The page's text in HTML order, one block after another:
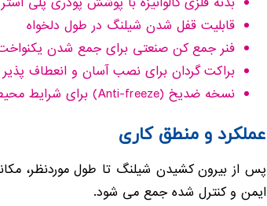
قابلیت قفل شدن شیلنگ در طول دلخواه
فنر جمع کن صنعتی برای جمع شدن
براکت گردان برای نصب آسان و انعطاف پذیر
نسخه ضدیخ (Anti-freeze) برای شرایط محیطی خاص
عملکرد و منطق کاری
پس از بیرون کشیدن شیلنگ تا طول موردنظر،
ایمن و کنترل شده جمع می شود.